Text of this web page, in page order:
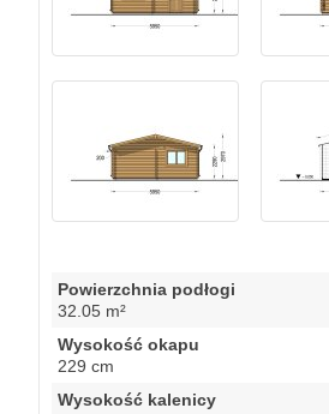
Powierzchnia podłogi
32.05 m²
Wysokość okapu
229 cm
Wysokość kalenicy